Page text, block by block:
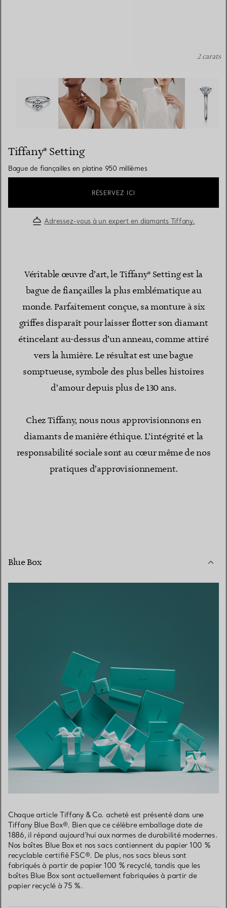
Tiffany® Setting: Bague de fiançailles en platine 950
2 carats
Tiffany® Setting
Bague de fiançailles en platine 950 millièmes
RÉSERVEZ ICI
Adressez-vous à un expert en diamants Tiffany.
Véritable œuvre d’art, le Tiffany® Setting est la
bague de fiançailles la plus emblématique au
monde. Parfaitement conçue, sa monture à six
griffes disparaît pour laisser flotter son diamant
étincelant au-dessus d’un anneau, comme attiré
vers la lumière. Le résultat est une bague
somptueuse, symbole des plus belles histoires
d’amour depuis plus de 130 ans.
Chez Tiffany, nous nous approvisionnons en
diamants de manière éthique. L’intégrité et la
responsabilité sociale sont au cœur même de nos
pratiques d’approvisionnement.
Blue Box
Chaque article Tiffany & Co. acheté est présenté dans une
Tiffany Blue Box®. Bien que ce célèbre emballage date de
1886, il répond aujourd’hui aux normes de durabilité modernes.
Nos boîtes Blue Box et nos sacs contiennent du papier 100 %
recyclable certifié FSC®. De plus, nos sacs bleus sont
fabriqués à partir de papier 100 % recyclé, tandis que les
boîtes Blue Box sont actuellement fabriquées à partir de
papier recyclé à 75 %.